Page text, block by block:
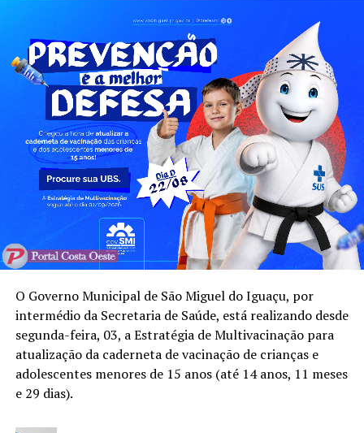
O Governo Municipal de São Miguel do Iguaçu, por
intermédio da Secretaria de Saúde, está realizando desde
segunda-feira, 03, a Estratégia de Multivacinação para
atualização da caderneta de vacinação de crianças e
adolescentes menores de 15 anos (até 14 anos, 11 meses
e 29 dias).